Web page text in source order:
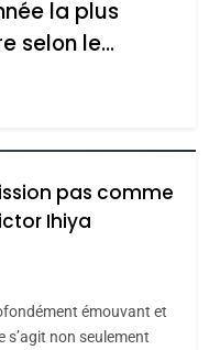
la plus
selon le
contre
ET RÉSILIENTE :
JE REVENDIQUE
par Thérèse
MANQUE –
pas comme
Ihiya
émouvant et
s’agit non seulement